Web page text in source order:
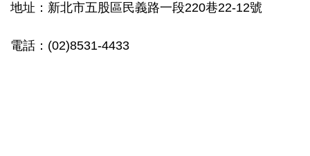
地址：新北市五股區民義路一段220巷22-12號
電話：(02)8531-4433